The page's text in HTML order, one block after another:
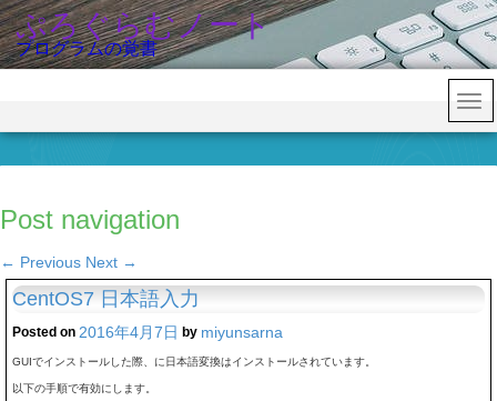
ぷろぐらむノート
プログラムの覚書
Post navigation
← Previous Next →
CentOS7 日本語入力
Posted on 2016年4月7日 by miyunsarna
GUIでインストールした際、に日本語変換はインストールされています。
以下の手順で有効にします。